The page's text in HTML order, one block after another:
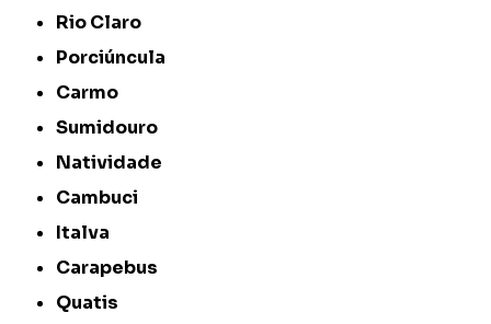
Rio Claro
Porciúncula
Carmo
Sumidouro
Natividade
Cambuci
Italva
Carapebus
Quatis